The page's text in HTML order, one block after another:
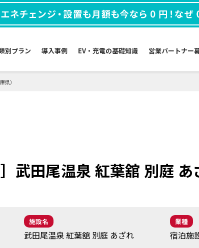
別プラン 導入事例 EV・充電の基礎知識 営業パートナー
県）
］武田尾温泉 紅葉舘 別庭
施設名
武田尾温泉 紅葉舘 別庭 あざれ
業種
宿泊施